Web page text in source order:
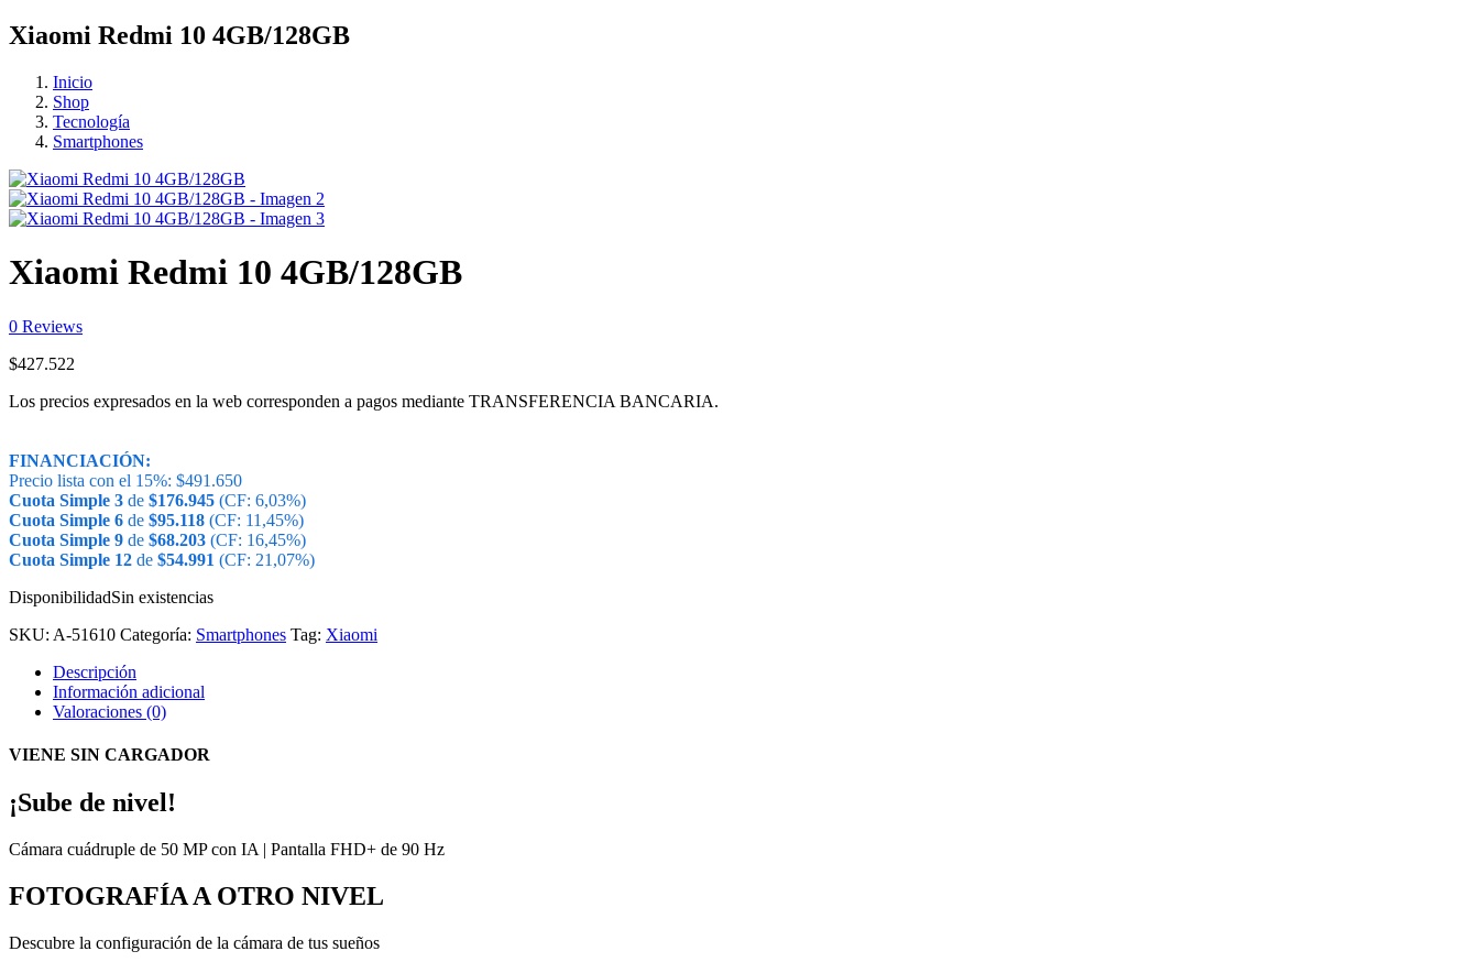
Xiaomi Redmi 10 4GB/128GB
Inicio
Shop
Tecnología
Smartphones
Xiaomi Redmi 10 4GB/128GB
0 Reviews
$427.522
Los precios expresados en la web corresponden a pagos mediante TRANSFERENCIA BANCARIA.
FINANCIACIÓN:
Precio lista con el 15%: $491.650
Cuota Simple 3 de $176.945 (CF: 6,03%)
Cuota Simple 6 de $95.118 (CF: 11,45%)
Cuota Simple 9 de $68.203 (CF: 16,45%)
Cuota Simple 12 de $54.991 (CF: 21,07%)
DisponibilidadSin existencias
SKU: A-51610 Categoría: Smartphones Tag: Xiaomi
Descripción
Información adicional
Valoraciones (0)
VIENE SIN CARGADOR
¡Sube de nivel!
Cámara cuádruple de 50 MP con IA | Pantalla FHD+ de 90 Hz
FOTOGRAFÍA A OTRO NIVEL
Descubre la configuración de la cámara de tus sueños